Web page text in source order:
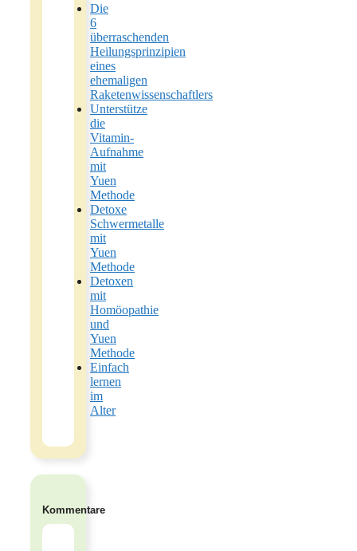
Die
6
überraschenden
Heilungsprinzipien
eines
ehemaligen
Raketenwissenschaftlers
Unterstütze
die
Vitamin-
Aufnahme
mit
Yuen
Methode
Detoxe
Schwermetalle
mit
Yuen
Methode
Detoxen
mit
Homöopathie
und
Yuen
Methode
Einfach
lernen
im
Alter
Kommentare